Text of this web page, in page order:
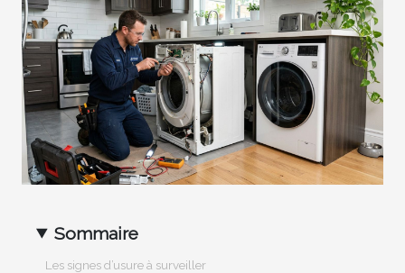
Sommaire
Les signes d’usure à surveiller